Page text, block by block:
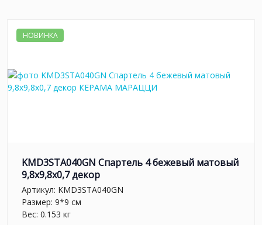
НОВИНКА
KMD3STA040GN Спартель 4 бежевый матовый
9,8x9,8x0,7 декор
Артикул: KMD3STA040GN
Размер: 9*9 см
Вес: 0.153 кг